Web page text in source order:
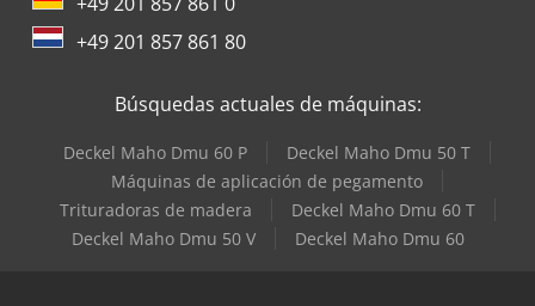
+49 201 857 861 80
Búsquedas actuales de máquinas:
Deckel Maho Dmu 60 P
Deckel Maho Dmu 50 T
Máquinas de aplicación de pegamento
Trituradoras de madera
Deckel Maho Dmu 60 T
Deckel Maho Dmu 50 V
Deckel Maho Dmu 60